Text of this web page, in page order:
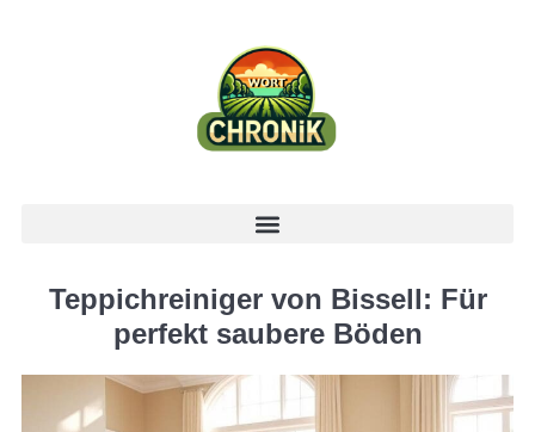
Teppichreiniger von Bissell: Für
perfekt saubere Böden